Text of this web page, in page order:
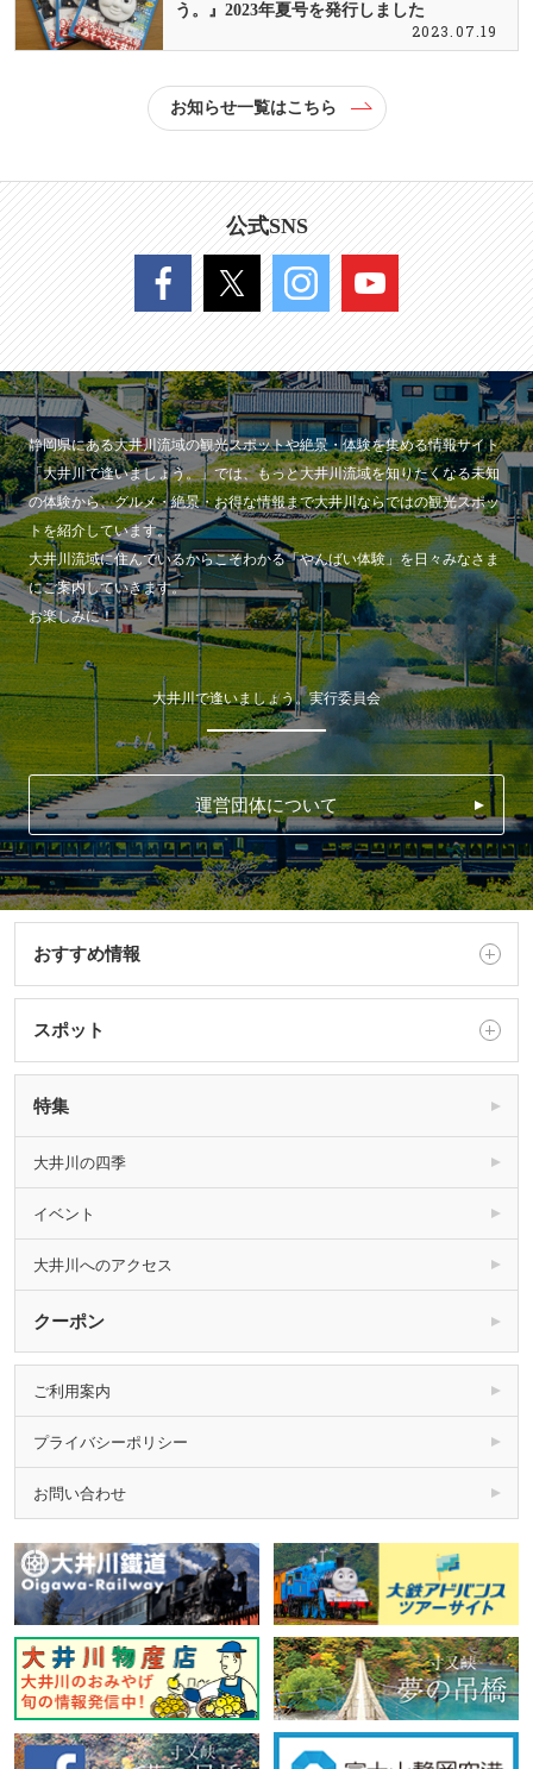
う。』2023年夏号を発行しました
2023.07.19
お知らせ一覧はこちら
公式SNS
静岡県にある大井川流域の観光スポットや絶景・体験を集める情報サイト
「大井川で逢いましょう。」では、もっと大井川流域を知りたくなる未知
の体験から、グルメ・絶景・お得な情報まで大井川ならではの観光スポッ
トを紹介しています。
大井川流域に住んでいるからこそわかる「やんばい体験」を日々みなさま
にご案内していきます。
お楽しみに！
大井川で逢いましょう。実行委員会
運営団体について
おすすめ情報
スポット
特集
大井川の四季
イベント
大井川へのアクセス
クーポン
ご利用案内
プライバシーポリシー
お問い合わせ